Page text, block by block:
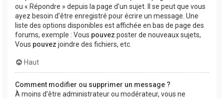
ou « Répondre » depuis la page d’un sujet. Il se peut que vous
ayez besoin d’être enregistré pour écrire un message. Une
liste des options disponibles est affichée en bas de page des
forums, exemple : Vous pouvez poster de nouveaux sujets,
Vous pouvez joindre des fichiers, etc.
Haut
Comment modifier ou supprimer un message ?
À moins d’être administrateur ou modérateur, vous ne